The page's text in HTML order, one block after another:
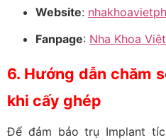
Website:
Fanpage: Nha Khoa
6. Hướng dẫn chăm
khi cấy ghép
Để đảm bảo trụ Implant